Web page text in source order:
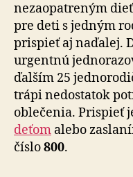
nezaopatreným
pre deti s jedným
prispieť aj naďalej.
urgentnú
ďalším 25
trápi nedostatok
oblečenia. Prispieť
deťom alebo
číslo800.